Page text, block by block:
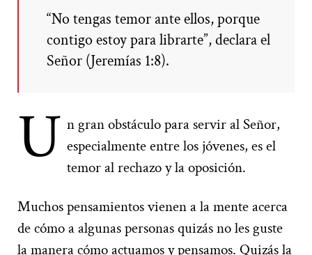
“No tengas temor ante ellos, porque
contigo estoy para librarte”, declara el
Señor (Jeremías 1:8).
U n gran obstáculo para servir al Señor,
especialmente entre los jóvenes, es el
temor al rechazo y la oposición.
Muchos pensamientos vienen a la mente acerca
de cómo a algunas personas quizás no les guste
la manera cómo actuamos y pensamos. Quizás la